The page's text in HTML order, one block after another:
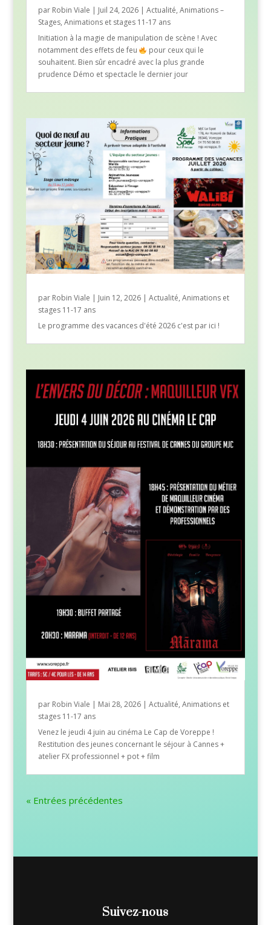
par Robin Viale Juil 24, 2026| Actualité, Animations –
Stages, Animations et stages 11-17 ans
Initiation à la magie de manipulation de scène ! Avec
notamment des effets de feu
pour ceux qui le
souhaitent. Bien sûr encadré avec la plus grande
prudence Démo et spectacle le dernier jour
par Robin Viale | Juin 12, 2026| Actualité, Animations et
stages 11-17 ans
Le programme des vacances d'été 2026 c'est par ici !
par Robin Viale | Mai 28, 2026| Actualité, Animations et
stages 11-17 ans
Venez le jeudi 4 juin au cinéma Le Cap de Voreppe !
Restitution des jeunes concernant le séjour à Cannes +
atelier FX professionnel + pot + film
« Entrées précédentes
Suivez-nous